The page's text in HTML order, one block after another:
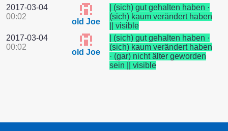
2017-03-04
00:02
old Joe
| (sich) gut gehalten haben ·
(sich) kaum verändert haben
|| visible
2017-03-04
00:02
old Joe
| (sich) gut gehalten haben ·
(sich) kaum verändert haben
· (gar) nicht älter geworden
sein || visible